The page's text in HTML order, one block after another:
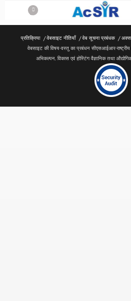
Previous
प्रतिक्रिया वेबसाइट नीतियाँ वेब सूचना प्रबंधक
वेबसाइट की विषय-वस्तु का प्रबंधन सीएसआईआर-राष्ट्रीय
अभिकल्पन, विकास एवं होस्टिंग वैज्ञानिक तथा